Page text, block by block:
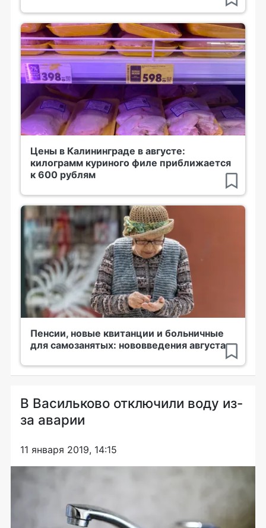
Цены в Калининграде в августе:
килограмм куриного филе приближается
к 600 рублям
Пенсии, новые квитанции и больничные
для самозанятых: нововведения августа
В Васильково отключили воду из-
за аварии
11 января 2019, 14:15